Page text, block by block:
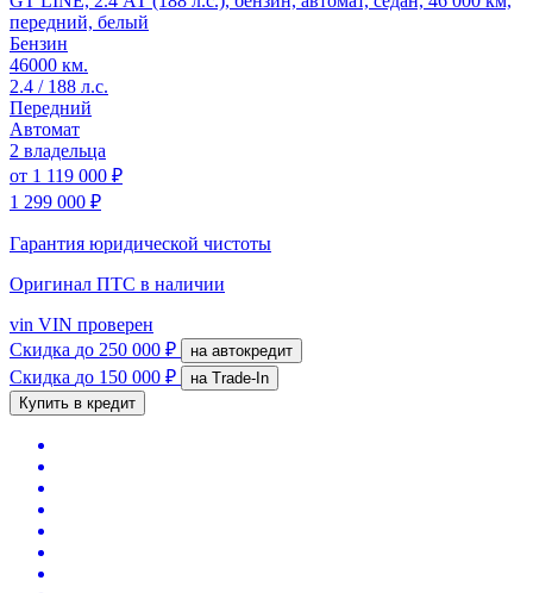
передний, белый
Бензин
46000 км.
2.4 / 188 л.с.
Передний
Автомат
2 владельца
от 1 119 000 ₽
1 299 000 ₽
Гарантия юридической чистоты
Оригинал ПТС в наличии
vin VIN проверен
Скидка до 250 000 ₽ на автокредит
Скидка до 150 000 ₽
на Trade-In
Купить в кредит